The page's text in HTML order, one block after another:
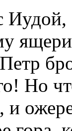
Но
и